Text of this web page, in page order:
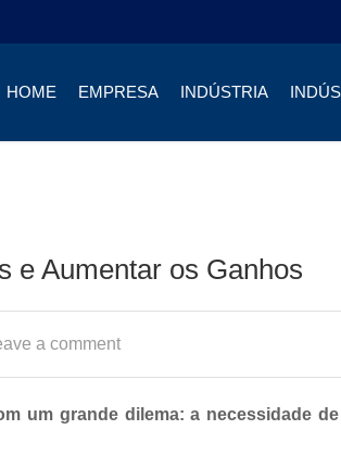
HOME EMPRESA INDÚSTRIA
e Aumentar os Ganhos
a comment
um grande dilema: a necessidade